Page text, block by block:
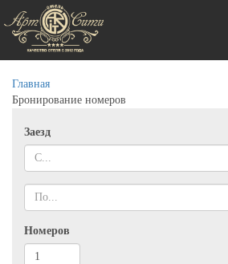
Главная
Бронирование номеров
Заезд
Номеров